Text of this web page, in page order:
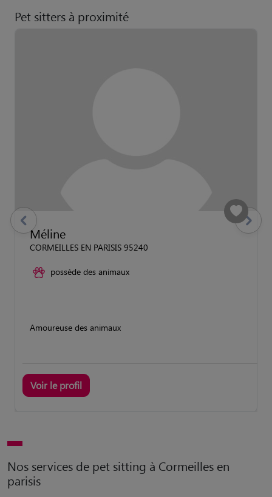
Pet sitters à proximité
Méline
CORMEILLES EN PARISIS 95240
possède des animaux
Amoureuse des animaux
Voir le profil
previous Suivant
Nos services de pet sitting à Cormeilles en
parisis